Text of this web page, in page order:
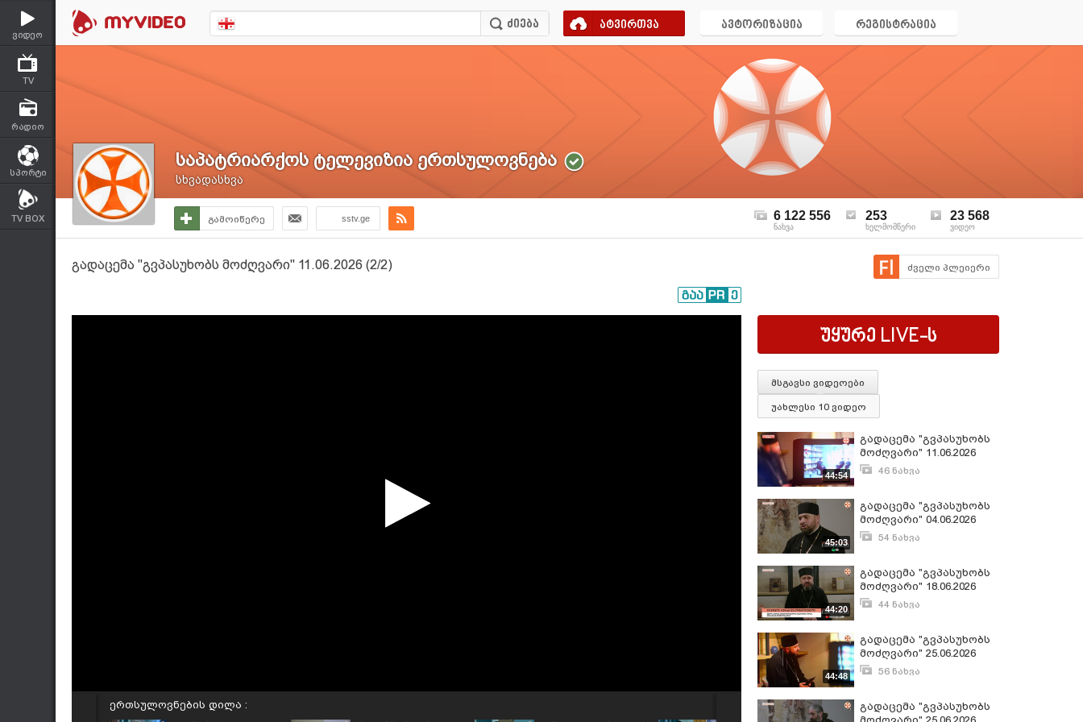
ვიდეო
TV
რადიო
სპორტი
TV BOX
ატვირთვა ავტორიზაცია რეგისტრაცია
საპატრიარქოს ტელევიზია ერთსულოვნება
სხვადასხვა
გამოიწერე sstv.ge 6 122 556
ნახვა
253
ხელმომწერი
23 568
ვიდეო
გადაცემა "გვპასუხობს მოძღვარი" 11.06.2026 (2/2) ძველი პლეიერი
ერთსულოვნების დილა :
უყურე LIVE-ს
მსგავსი ვიდეოები
უახლესი 10 ვიდეო
44:54
გადაცემა "გვპასუხობს
მოძღვარი" 11.06.2026
(1/2)46 ნახვა
45:03
გადაცემა "გვპასუხობს
მოძღვარი" 04.06.2026
(2/2)54 ნახვა
44:20
გადაცემა "გვპასუხობს
მოძღვარი" 18.06.2026
(2/1)44 ნახვა
44:48
გადაცემა "გვპასუხობს
მოძღვარი" 25.06.2026
(1/2)56 ნახვა
გადაცემა "გვპასუხობს